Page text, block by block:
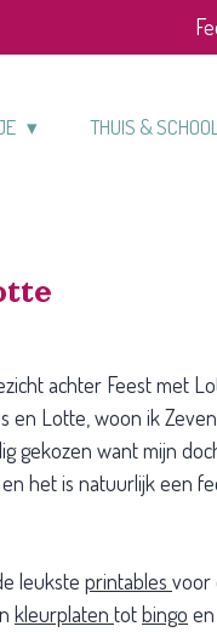
THUIS &
achter Feest met
en Lotte, woon ik
gekozen want mijn
het is natuurlijk een
leukste printables voor
kleurplaten totbingo en